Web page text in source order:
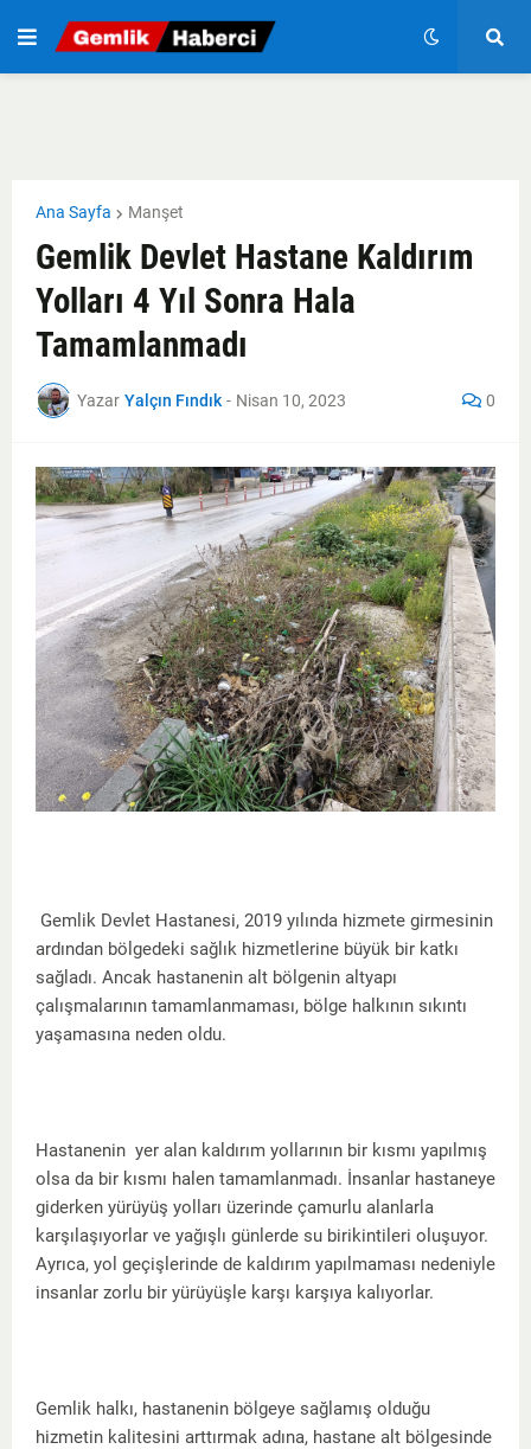
Ana Sayfa Manşet
Gemlik Devlet Hastane Kaldırım
Yolları 4 Yıl Sonra Hala
Tamamlanmadı
Yazar Yalçın Fındık - Nisan 10, 2023 0
Gemlik Devlet Hastanesi, 2019 yılında hizmete girmesinin
ardından bölgedeki sağlık hizmetlerine büyük bir katkı
sağladı. Ancak hastanenin alt bölgenin altyapı
çalışmalarının tamamlanmaması, bölge halkının sıkıntı
yaşamasına neden oldu.
Hastanenin yer alan kaldırım yollarının bir kısmı yapılmış
olsa da bir kısmı halen tamamlanmadı. İnsanlar hastaneye
giderken yürüyüş yolları üzerinde çamurlu alanlarla
karşılaşıyorlar ve yağışlı günlerde su birikintileri oluşuyor.
Ayrıca, yol geçişlerinde de kaldırım yapılmaması nedeniyle
insanlar zorlu bir yürüyüşle karşı karşıya kalıyorlar.
Gemlik halkı, hastanenin bölgeye sağlamış olduğu
hizmetin kalitesini arttırmak adına, hastane alt bölgesinde